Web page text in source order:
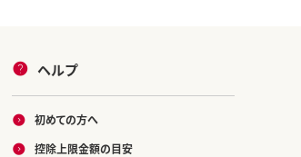
ヘルプ
初めての方へ
控除上限金額の目安